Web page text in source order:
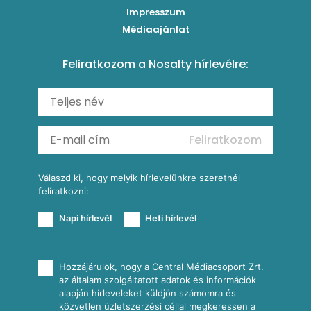
Carbonara
Shakshuka
Ratatouille
Mexikói húsleves kukorica salsával
Almás-kéksajtos kukoricasaláta
Köretek
Reggeli receptek
Impresszum
Médiaajánlat
Feliratkozom a Nosalty hírlevélre:
Feliratkozom
Válaszd ki, hogy melyik hírlevelünkre szeretnél
felíratkozni:
Napi hírlevél Heti hírlevél
Hozzájárulok, hogy a Central Médiacsoport Zrt.
az általam szolgáltatott adatok és információk
alapján hírleveleket küldjön számomra és
közvetlen üzletszerzési céllal megkeressen a